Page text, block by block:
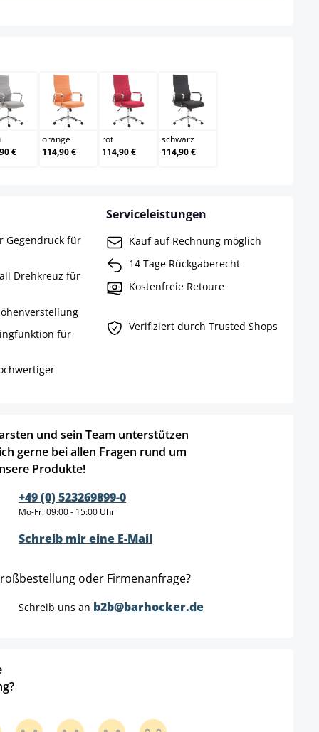
grau
€
orange
orange
114,90 €
rot
rot
114,90 €
schwarz
schwarz
114,90 €
Gegendruck für
Drehkreuz für
für
Serviceleistungen
Kauf auf Rechnung möglich
14 Tage Rückgaberecht
Kostenfreie Retoure
Verifiziert durch Trusted Shops
und sein Team unterstützen
gerne bei allen Fragen rund um
Produkte!
+49 (0) 523269899-0
Mo-Fr, 09:00 - 15:00 Uhr
Schreib mir eine E-Mail
oder Firmenanfrage?
Schreib uns an b2b@barhocker.de